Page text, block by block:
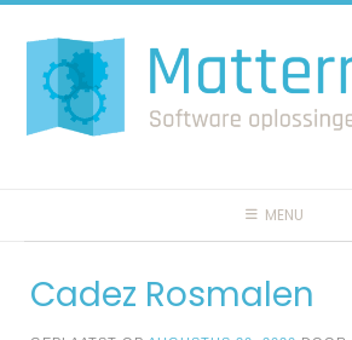
naar
inhoud
MENU
Cadez Rosmalen